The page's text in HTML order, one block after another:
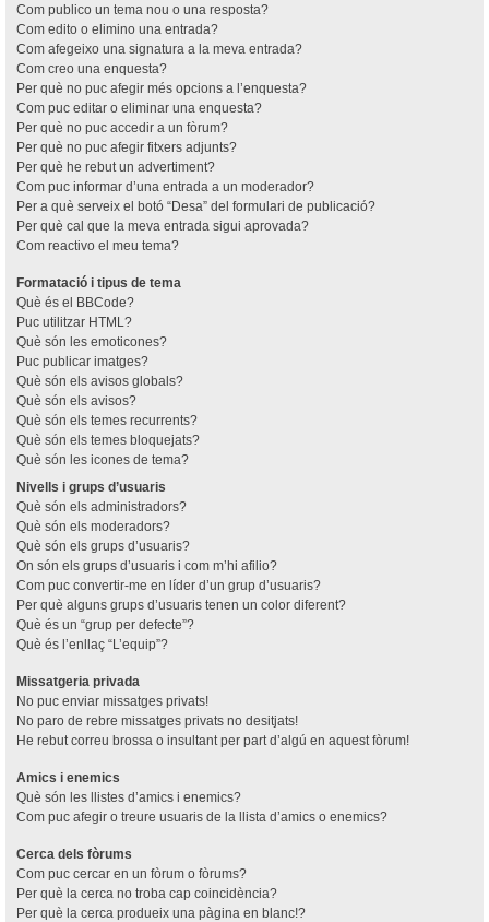
Com publico un tema nou o una resposta?
Com edito o elimino una entrada?
Com afegeixo una signatura a la meva entrada?
Com creo una enquesta?
Per què no puc afegir més opcions a l’enquesta?
Com puc editar o eliminar una enquesta?
Per què no puc accedir a un fòrum?
Per què no puc afegir fitxers adjunts?
Per què he rebut un advertiment?
Com puc informar d’una entrada a un moderador?
Per a què serveix el botó “Desa” del formulari de publicació?
Per què cal que la meva entrada sigui aprovada?
Com reactivo el meu tema?
Formatació i tipus de tema
Què és el BBCode?
Puc utilitzar HTML?
Què són les emoticones?
Puc publicar imatges?
Què són els avisos globals?
Què són els avisos?
Què són els temes recurrents?
Què són els temes bloquejats?
Què són les icones de tema?
Nivells i grups d’usuaris
Què són els administradors?
Què són els moderadors?
Què són els grups d’usuaris?
On són els grups d’usuaris i com m’hi afilio?
Com puc convertir-me en líder d’un grup d’usuaris?
Per què alguns grups d’usuaris tenen un color diferent?
Què és un “grup per defecte”?
Què és l’enllaç “L’equip”?
Missatgeria privada
No puc enviar missatges privats!
No paro de rebre missatges privats no desitjats!
He rebut correu brossa o insultant per part d’algú en aquest fòrum!
Amics i enemics
Què són les llistes d’amics i enemics?
Com puc afegir o treure usuaris de la llista d’amics o enemics?
Cerca dels fòrums
Com puc cercar en un fòrum o fòrums?
Per què la cerca no troba cap coincidència?
Per què la cerca produeix una pàgina en blanc!?